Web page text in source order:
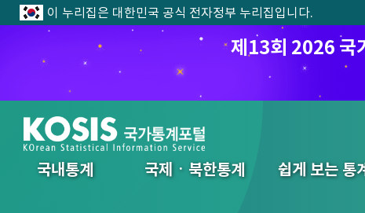
이 누리집은 대한민국 공식 전자정부 누리집입니다.
제13회 2026 국
국내통계 국제ㆍ북한통계 쉽게 보는 통